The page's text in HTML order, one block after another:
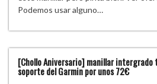
Podemos usar alguno…
[Chollo Aniversario] manillar
soporte del Garmin por unos 72€